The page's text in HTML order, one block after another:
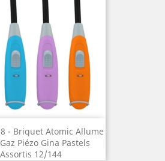
- Briquet Atomic Allume
Piézo Gina Pastels
Assortis 12/144